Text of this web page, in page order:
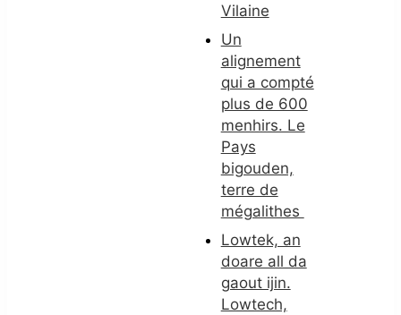
Vilaine
Un
alignement
qui a compté
plus de 600
menhirs. Le
Pays
bigouden,
terre de
mégalithes
Lowtek, an
doare all da
gaout ijin.
Lowtech,